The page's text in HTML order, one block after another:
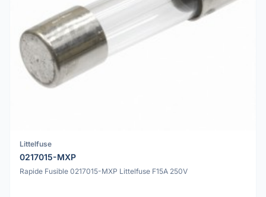
Littelfuse
0217015-MXP
Rapide Fusible 0217015-MXP Littelfuse F15A 250V